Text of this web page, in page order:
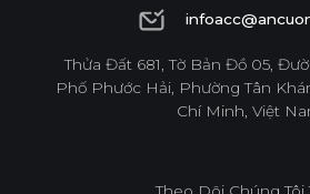
1900 6944
Thửa Đất 681, Tờ Bản Đồ 05,
Phố Phước Hải, Phường Tân
Chí Minh, Việt
Theo Dõi Chúng Tôi